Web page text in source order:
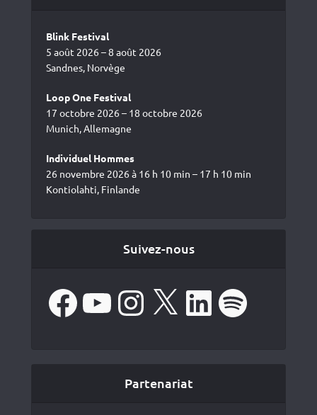
Blink Festival
5 août 2026 – 8 août 2026
Sandnes, Norvège
Loop One Festival
17 octobre 2026 – 18 octobre 2026
Munich, Allemagne
Individuel Hommes
26 novembre 2026 à 16 h 10 min – 17 h 10 min
Kontiolahti, Finlande
Suivez-nous
FacebookYouTube Instagram LinkedIn Spotify
Partenariat